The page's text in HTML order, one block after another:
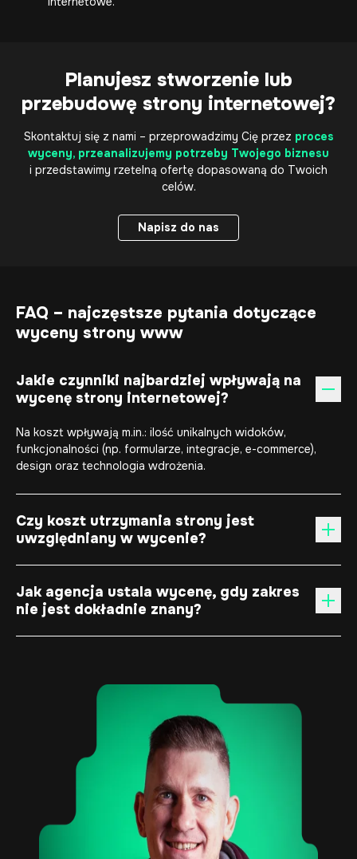
Planujesz stworzenie lub
przebudowę strony internetowej?
Skontaktuj się z nami – przeprowadzimy Cię przez proces
wyceny, przeanalizujemy potrzeby Twojego biznesu
i przedstawimy rzetelną ofertę dopasowaną do Twoich
celów.
Napisz do nas
FAQ – najczęstsze pytania dotyczące
wyceny strony www
Jakie czynniki najbardziej wpływają na
wycenę strony internetowej?
Na koszt wpływają m.in.: ilość unikalnych widoków,
funkcjonalności (np. formularze, integracje, e-commerce),
design oraz technologia wdrożenia.
Czy koszt utrzymania strony jest
uwzględniany w wycenie?
Jak agencja ustala wycenę, gdy zakres
nie jest dokładnie znany?